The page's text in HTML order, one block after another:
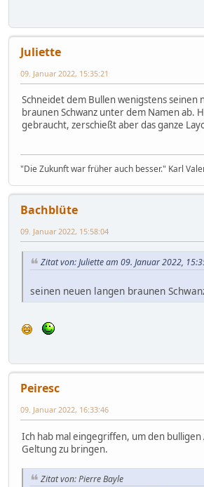
Juliette
09. Januar 2022, 15:35:21
Schneidet dem Bullen wenigstens seinen
braunen Schwanz unter dem Namen ab.
gebraucht, zerschießt aber das ganze
"Die Zukunft war früher auch besser." Karl
Bachblüte
09. Januar 2022, 15:58:04
Zitat von: Juliette am 09. Januar 2022,
seinen neuen langen braunen
Peiresc
09. Januar 2022, 16:33:46
Ich hab mal eingegriffen, um den
Geltung zu bringen.
Zitat von: Pierre Bayle